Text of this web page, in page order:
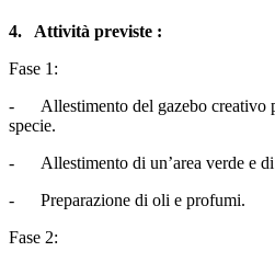
4. Attività previste :
Fase 1:
- Allestimento del gazebo creativo
specie.
- Allestimento di un’area verde e di
- Preparazione di oli e profumi.
Fase 2: